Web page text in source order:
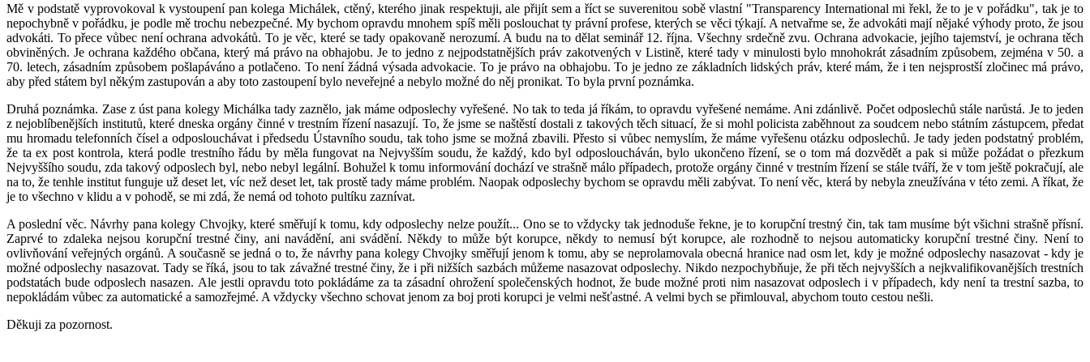
Mě v podstatě vyprovokoval k vystoupení pan kolega Michálek, ctěný, kterého jinak respektuji, ale přijít sem a říct se suverenitou sobě vlastní "Transparency International mi řekl, že to je v pořádku", tak je to
nepochybně v pořádku, je podle mě trochu nebezpečné. My bychom opravdu mnohem spíš měli poslouchat ty právní profese, kterých se věci týkají. A netvařme se, že advokáti mají nějaké výhody proto, že jsou
advokáti. To přece vůbec není ochrana advokátů. To je věc, které se tady opakovaně nerozumí. A budu na to dělat seminář 12. října. Všechny srdečně zvu. Ochrana advokacie, jejího tajemství, je ochrana těch
obviněných. Je ochrana každého občana, který má právo na obhajobu. Je to jedno z nejpodstatnějších práv zakotvených v Listině, které tady v minulosti bylo mnohokrát zásadním způsobem, zejména v 50. a
70. letech, zásadním způsobem pošlapáváno a potlačeno. To není žádná výsada advokacie. To je právo na obhajobu. To je jedno ze základních lidských práv, které mám, že i ten nejsprostší zločinec má právo,
aby před státem byl někým zastupován a aby toto zastoupení bylo neveřejné a nebylo možné do něj pronikat. To byla první poznámka.
Druhá poznámka. Zase z úst pana kolegy Michálka tady zaznělo, jak máme odposlechy vyřešené. No tak to teda já říkám, to opravdu vyřešené nemáme. Ani zdánlivě. Počet odposlechů stále narůstá. Je to jeden
z nejoblíbenějších institutů, které dneska orgány činné v trestním řízení nasazují. To, že jsme se naštěstí dostali z takových těch situací, že si mohl policista zaběhnout za soudcem nebo státním zástupcem, předat
mu hromadu telefonních čísel a odposlouchávat i předsedu Ústavního soudu, tak toho jsme se možná zbavili. Přesto si vůbec nemyslím, že máme vyřešenu otázku odposlechů. Je tady jeden podstatný problém,
že ta ex post kontrola, která podle trestního řádu by měla fungovat na Nejvyšším soudu, že každý, kdo byl odposloucháván, bylo ukončeno řízení, se o tom má dozvědět a pak si může požádat o přezkum
Nejvyššího soudu, zda takový odposlech byl, nebo nebyl legální. Bohužel k tomu informování dochází ve strašně málo případech, protože orgány činné v trestním řízení se stále tváří, že v tom ještě pokračují, ale
na to, že tenhle institut funguje už deset let, víc než deset let, tak prostě tady máme problém. Naopak odposlechy bychom se opravdu měli zabývat. To není věc, která by nebyla zneužívána v této zemi. A říkat, že
je to všechno v klidu a v pohodě, se mi zdá, že nemá od tohoto pultíku zaznívat.
A poslední věc. Návrhy pana kolegy Chvojky, které směřují k tomu, kdy odposlechy nelze použít... Ono se to vždycky tak jednoduše řekne, je to korupční trestný čin, tak tam musíme být všichni strašně přísní.
Zaprvé to zdaleka nejsou korupční trestné činy, ani navádění, ani svádění. Někdy to může být korupce, někdy to nemusí být korupce, ale rozhodně to nejsou automaticky korupční trestné činy. Není to
ovlivňování veřejných orgánů. A současně se jedná o to, že návrhy pana kolegy Chvojky směřují jenom k tomu, aby se neprolamovala obecná hranice nad osm let, kdy je možné odposlechy nasazovat - kdy je
možné odposlechy nasazovat. Tady se říká, jsou to tak závažné trestné činy, že i při nižších sazbách můžeme nasazovat odposlechy. Nikdo nezpochybňuje, že při těch nejvyšších a nejkvalifikovanějších trestních
podstatách bude odposlech nasazen. Ale jestli opravdu toto pokládáme za ta zásadní ohrožení společenských hodnot, že bude možné proti nim nasazovat odposlech i v případech, kdy není ta trestní sazba, to
nepokládám vůbec za automatické a samozřejmé. A vždycky všechno schovat jenom za boj proti korupci je velmi nešťastné. A velmi bych se přimlouval, abychom touto cestou nešli.
Děkuji za pozornost.